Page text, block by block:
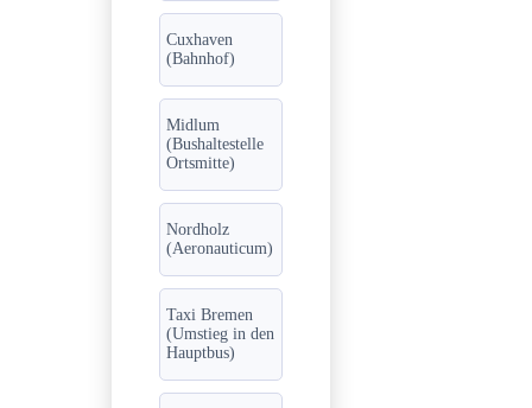
Cuxhaven
(Bahnhof)
Midlum
(Bushaltestelle
Ortsmitte)
Nordholz
(Aeronauticum)
Taxi Bremen
(Umstieg in den
Hauptbus)